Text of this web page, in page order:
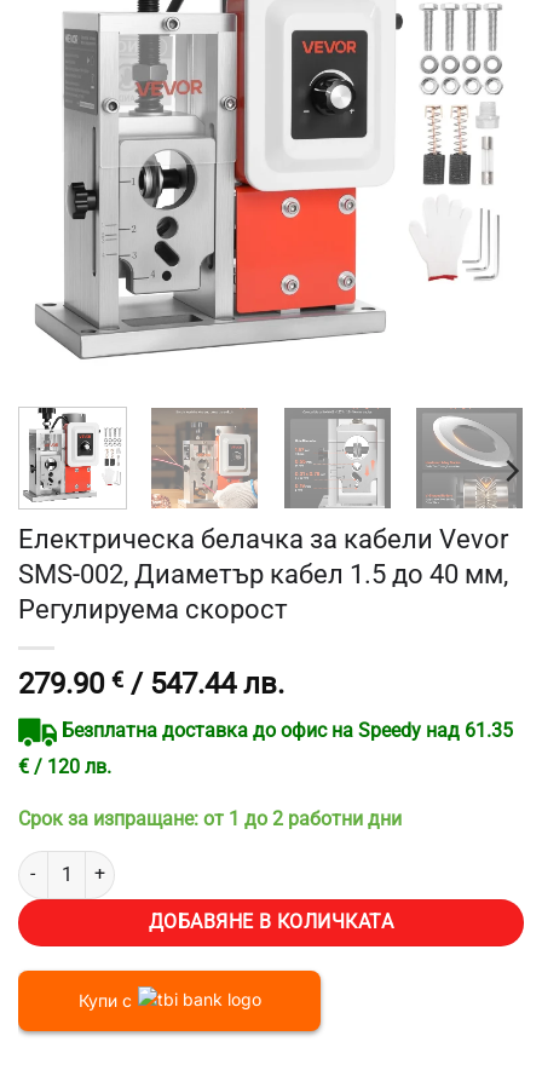
Електрическа белачка за кабели Vevor
SMS-002, Диаметър кабел 1.5 до 40 мм,
Регулируема скорост
279.90 € / 547.44 лв.
Безплатна доставка до офис на Speedy над 61.35
€ / 120 лв.
Срок за изпращане: от 1 до 2 работни дни
количество за Електрическа белачка за кабели Vevor SMS-
ДОБАВЯНЕ В КОЛИЧКАТА
Купи с